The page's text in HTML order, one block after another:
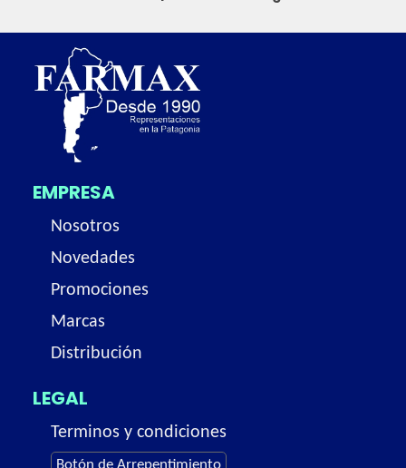
EMPRESA
Nosotros
Novedades
Promociones
Marcas
Distribución
LEGAL
Terminos y condiciones